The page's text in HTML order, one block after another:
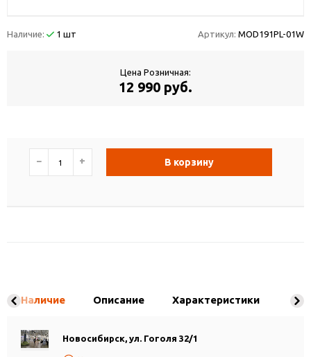
Наличие: 1 шт Артикул: MOD191PL-01W
Цена Розничная:
12 990 руб.
− + В корзину
Наличие Описание Характеристики
Новосибирск, ул. Гоголя 32/1